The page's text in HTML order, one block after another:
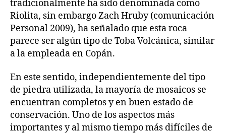
tradicionalmente ha sido denominada como
Riolita, sin embargo Zach Hruby (comunicación
Personal 2009), ha señalado que esta roca
parece ser algún tipo de Toba Volcánica, similar
a la empleada en Copán.
En este sentido, independientemente del tipo
de piedra utilizada, la mayoría de mosaicos se
encuentran completos y en buen estado de
conservación. Uno de los aspectos más
importantes y al mismo tiempo más difíciles de